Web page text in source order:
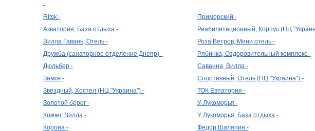
-
Ritsk -
Акватория, База отдыха -
Вилла Гавань, Отель -
Дружба (санаторное отделение Днепр) -
Дюльбер -
Замок -
Звёздный, Хостел (НЦ "Украина") -
Золотой берег -
Ковчег, Вилла -
Корона -
Приморский -
Реабилитационный, Корпус (НЦ
Роза Ветров, Мини отель -
Рябинка, Оздоровительный комплекс -
Саванна, Вилла -
Спортивный, Отель (НЦ "Украина") -
ТОК Евпатория -
У Лукоморья -
У Лукоморья, База отдыха -
Федор Шаляпин -